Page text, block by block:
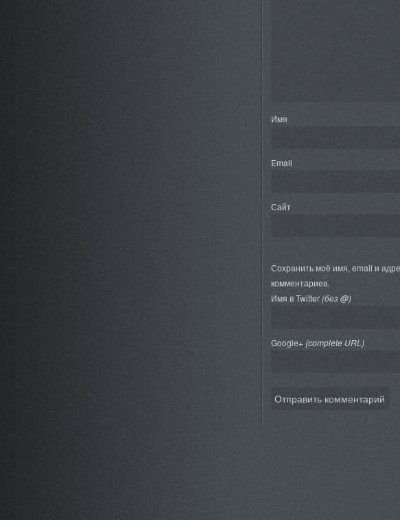
Имя
Email
Сайт
Сохранить моё имя, email и
комментариев.
Имя в Twitter(без @)
Google+ (complete URL)